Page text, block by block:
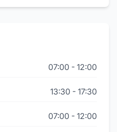
07:00 - 12:00
13:30 - 17:30
07:00 - 12:00